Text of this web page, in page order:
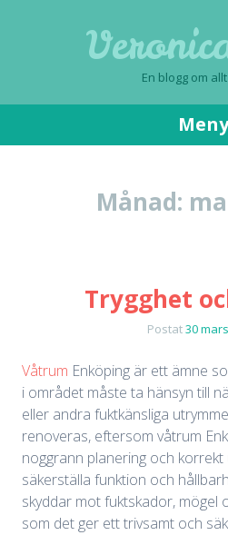
En blogg om
Meny
Månad:
Trygghet
Postat30
Våtrum Enköping är ett ämne
i området måste ta hänsyn till
eller andra fuktkänsliga
renoveras, eftersom våtrum
noggrann planering och
säkerställa funktion och
skyddar mot fuktskador, mögel
som det ger ett trivsamt och